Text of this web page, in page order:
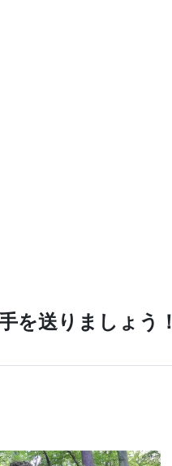
を送りましょう！